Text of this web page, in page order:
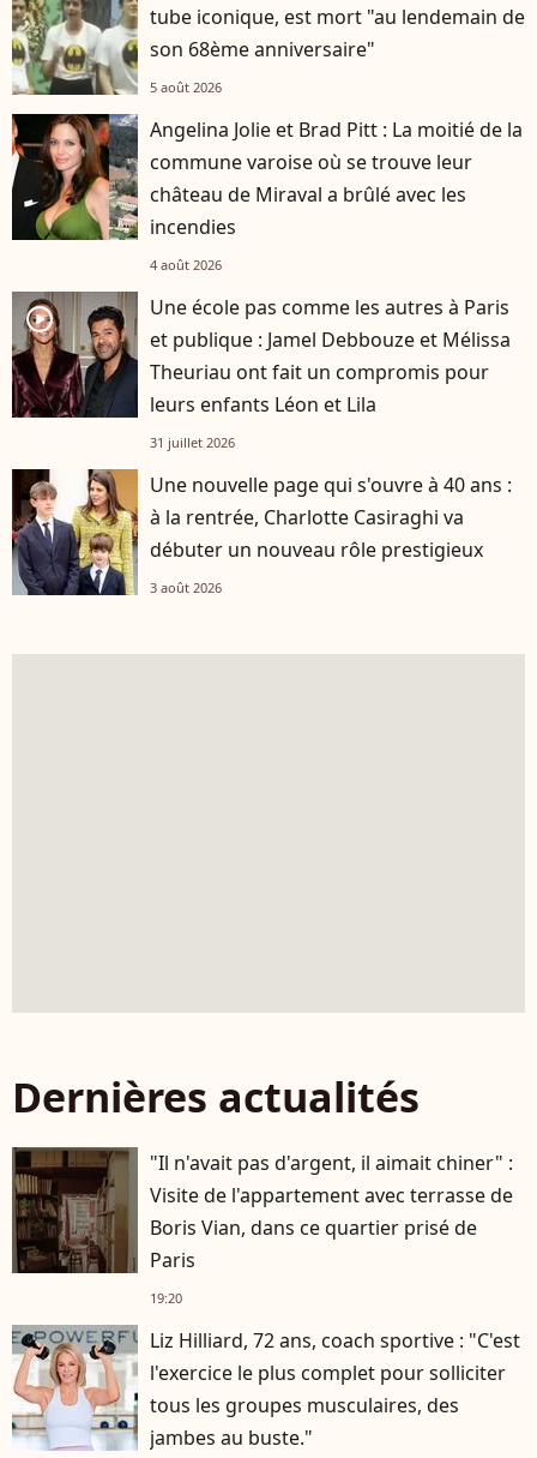
tube iconique, est mort "au lendemain de
son 68ème anniversaire"
5 août 2026
Angelina Jolie et Brad Pitt : La moitié de la
commune varoise où se trouve leur
château de Miraval a brûlé avec les
incendies
4 août 2026
player2
Une école pas comme les autres à Paris
et publique : Jamel Debbouze et Mélissa
Theuriau ont fait un compromis pour
leurs enfants Léon et Lila
31 juillet 2026
Une nouvelle page qui s'ouvre à 40 ans :
à la rentrée, Charlotte Casiraghi va
débuter un nouveau rôle prestigieux
3 août 2026
Dernières actualités
"Il n'avait pas d'argent, il aimait chiner" :
Visite de l'appartement avec terrasse de
Boris Vian, dans ce quartier prisé de
Paris
19:20
Liz Hilliard, 72 ans, coach sportive : "C'est
l'exercice le plus complet pour solliciter
tous les groupes musculaires, des
jambes au buste."